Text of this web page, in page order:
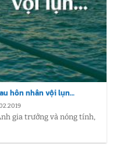
hôn nhân vội lụn…
gia trưởng và nóng tính,